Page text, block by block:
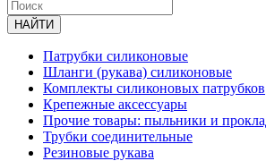
НАЙТИ
Патрубки силиконовые
Шланги (рукава) силиконовые
Комплекты силиконовых патрубков
Крепежные аксессуары
Прочие товары: пыльники и
Трубки соединительные
Резиновые рукава